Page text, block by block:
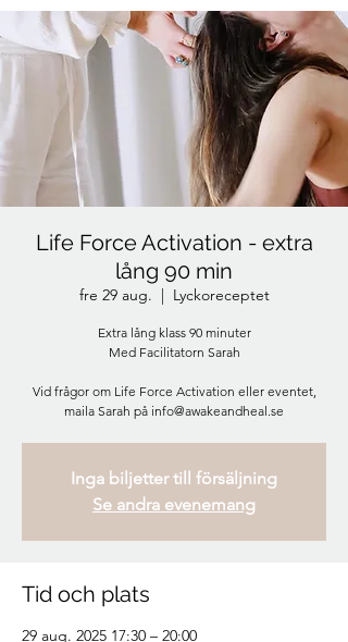
Life Force Activation - extra
lång 90 min
fre 29 aug.
  |
Lyckoreceptet
Extra lång klass 90 minuter
Med Facilitatorn Sarah
Vid frågor om Life Force Activation eller eventet,
maila Sarah på info@awakeandheal.se
Inga biljetter till försäljning
Se andra evenemang
Tid och plats
29 aug. 2025 17:30 – 20:00